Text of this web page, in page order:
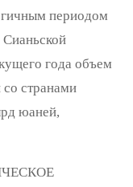
периодом
года объем
со странами
юаней,